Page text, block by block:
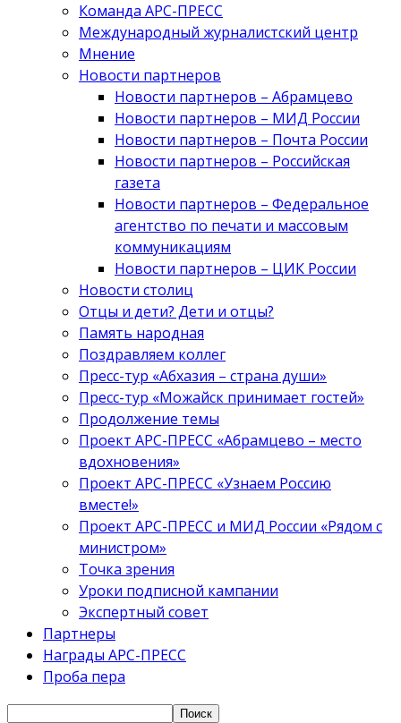
Команда АРС-ПРЕСС
Международный журналистский центр
Мнение
Новости партнеров
Новости партнеров – Абрамцево
Новости партнеров – МИД России
Новости партнеров – Почта России
Новости партнеров – Российская
газета
Новости партнеров – Федеральное
агентство по печати и массовым
коммуникациям
Новости партнеров – ЦИК России
Новости столиц
Отцы и дети? Дети и отцы?
Память народная
Поздравляем коллег
Пресс-тур «Абхазия – страна души»
Пресс-тур «Можайск принимает гостей»
Продолжение темы
Проект АРС-ПРЕСС «Абрамцево – место
вдохновения»
Проект АРС-ПРЕСС «Узнаем Россию
вместе!»
Проект АРС-ПРЕСС и МИД России «Рядом с
министром»
Точка зрения
Уроки подписной кампании
Экспертный совет
Партнеры
Награды АРС-ПРЕСС
Проба пера